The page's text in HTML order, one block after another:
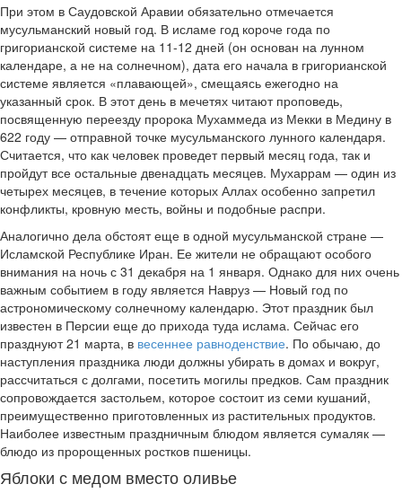
При этом в Саудовской Аравии обязательно отмечается
мусульманский новый год. В исламе год короче года по
григорианской системе на 11-12 дней (он основан на лунном
календаре, а не на солнечном), дата его начала в григорианской
системе является «плавающей», смещаясь ежегодно на
указанный срок. В этот день в мечетях читают проповедь,
посвященную переезду пророка Мухаммеда из Мекки в Медину в
622 году — отправной точке мусульманского лунного календаря.
Считается, что как человек проведет первый месяц года, так и
пройдут все остальные двенадцать месяцев. Мухаррам — один из
четырех месяцев, в течение которых Аллах особенно запретил
конфликты, кровную месть, войны и подобные распри.
Аналогично дела обстоят еще в одной мусульманской стране —
Исламской Республике Иран. Ее жители не обращают особого
внимания на ночь с 31 декабря на 1 января. Однако для них очень
важным событием в году является Навруз — Новый год по
астрономическому солнечному календарю. Этот праздник был
известен в Персии еще до прихода туда ислама. Сейчас его
празднуют 21 марта, в весеннее равноденствие. По обычаю, до
наступления праздника люди должны убирать в домах и вокруг,
рассчитаться с долгами, посетить могилы предков. Сам праздник
сопровождается застольем, которое состоит из семи кушаний,
преимущественно приготовленных из растительных продуктов.
Наиболее известным праздничным блюдом является сумаляк —
блюдо из пророщенных ростков пшеницы.
Яблоки с медом вместо оливье